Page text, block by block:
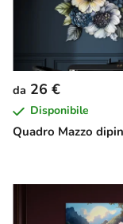
Quadro Mazzo
da 26 €
Disponibile